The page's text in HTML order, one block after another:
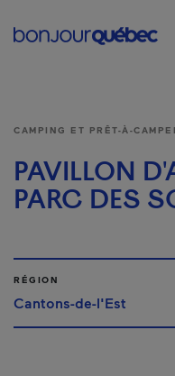
CAMPING ET PRÊT-À-
PAVILLON
PARC DES
RÉGION
Cantons-de-l'Est